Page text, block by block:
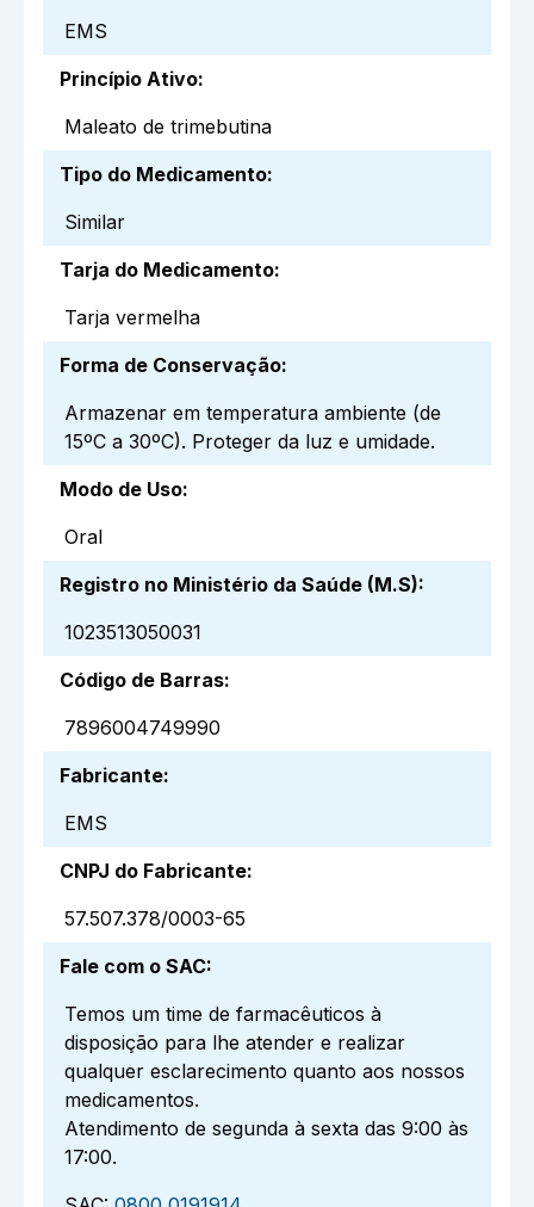
EMS
Princípio Ativo:
Maleato de trimebutina
Tipo do Medicamento:
Similar
Tarja do Medicamento:
Tarja vermelha
Forma de Conservação:
Armazenar em temperatura ambiente (de
15ºC a 30ºC). Proteger da luz e umidade.
Modo de Uso:
Oral
Registro no Ministério da Saúde (M.S):
1023513050031
Código de Barras:
7896004749990
Fabricante:
EMS
CNPJ do Fabricante:
57.507.378/0003-65
Fale com o SAC:
Temos um time de farmacêuticos à
disposição para lhe atender e realizar
qualquer esclarecimento quanto aos nossos
medicamentos.
Atendimento de segunda à sexta das 9:00 às
17:00.